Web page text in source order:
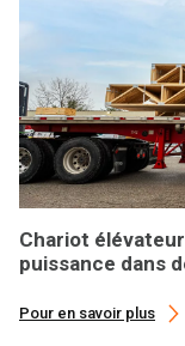
Chariot
puissance dans
Pour en savoir plus